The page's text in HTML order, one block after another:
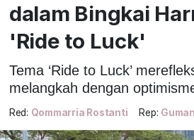
dalam Bingkai
'Ride to Luck'
Tema ‘Ride to Luck’
melangkah dengan
Red: Qommarria Rostanti Rep: